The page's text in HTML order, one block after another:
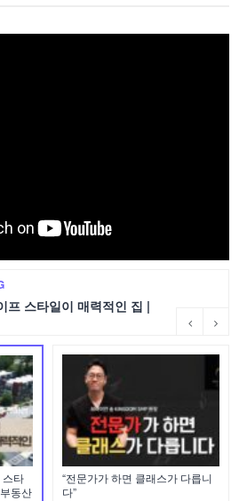
프 스타일이 매력적인 집 |
스타
동산
“전문가가 하면 클래스가 다릅니
다”